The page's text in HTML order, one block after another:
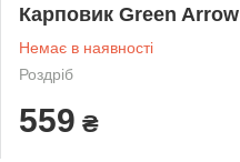
Карповик Green Arrow
Немає в наявності
Роздріб
559 ₴